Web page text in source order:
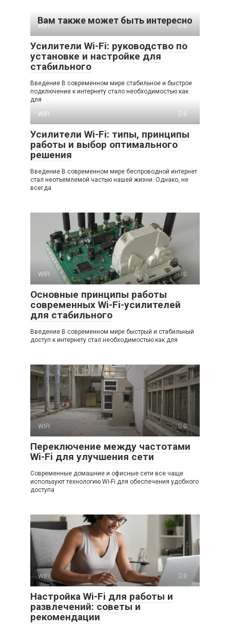
Вам также может быть интересно
WIFI 0
Усилители Wi-Fi: руководство по
установке и настройке для
стабильного
Введение В современном мире стабильное и быстрое
подключение к интернету стало необходимостью как
для
WIFI
0
Усилители Wi-Fi: типы, принципы
работы и выбор оптимального
решения
Введение В современном мире беспроводной интернет
стал неотъемлемой частью нашей жизни. Однако, не
всегда
WIFI 0
Основные принципы работы
современных Wi-Fi-усилителей
для стабильного
Введение В современном мире быстрый и стабильный
доступ к интернету стал необходимостью как для
WIFI 0
Переключение между частотами
Wi-Fi для улучшения сети
Современные домашние и офисные сети все чаще
используют технологию Wi-Fi для обеспечения удобного
доступа
WIFI 0
Настройка Wi-Fi для работы и
развлечений: советы и
рекомендации